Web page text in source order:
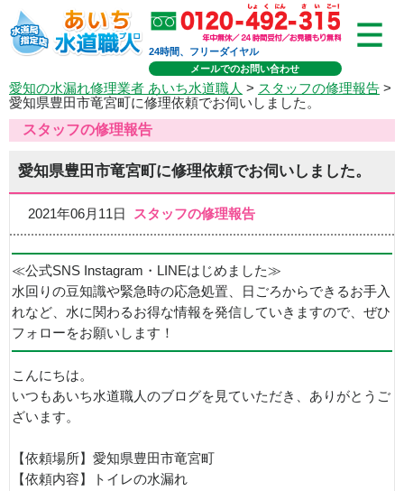
24時間、フリーダイヤル
メールでのお問い合わせ
愛知の水漏れ修理業者 あいち水道職人 > スタッフの修理報告 >
愛知県豊田市竜宮町に修理依頼でお伺いしました。
スタッフの修理報告
愛知県豊田市竜宮町に修理依頼でお伺いしました。
2021年06月11日 スタッフの修理報告
≪公式SNS Instagram・LINEはじめました≫
水回りの豆知識や緊急時の応急処置、日ごろからできるお手入
れなど、水に関わるお得な情報を発信していきますので、ぜひ
フォローをお願いします！
こんにちは。
いつもあいち水道職人のブログを見ていただき、ありがとうご
ざいます。
【依頼場所】愛知県豊田市竜宮町
【依頼内容】トイレの水漏れ